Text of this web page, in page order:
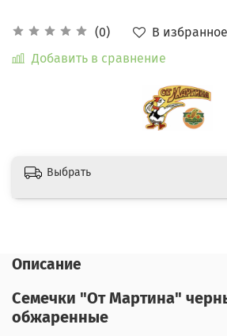
(0)
В избранное
Добавить в сравнение
Выбрать
Описание
Семечки "От Мартина"
обжаренные